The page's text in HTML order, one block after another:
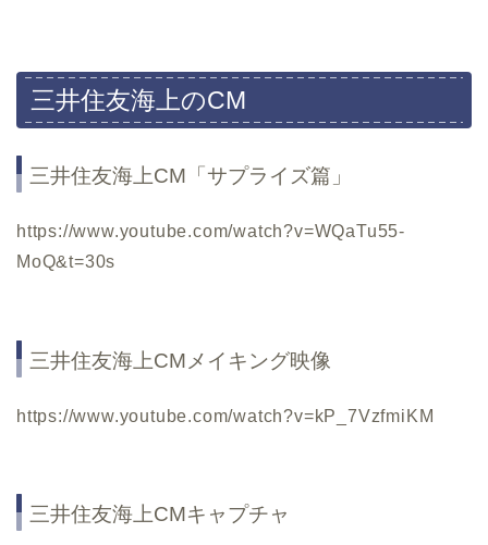
三井住友海上のCM
三井住友海上CM「サプライズ篇」
https://www.youtube.com/watch?v=WQaTu55-
MoQ&t=30s
三井住友海上CMメイキング映像
https://www.youtube.com/watch?v=kP_7VzfmiKM
三井住友海上CMキャプチャ